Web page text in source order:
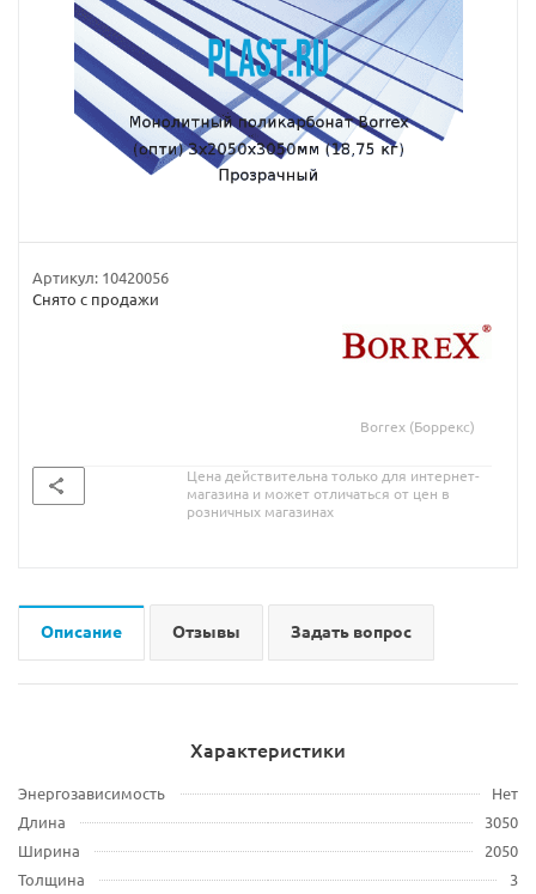
Артикул: 10420056
Снято с продажи
Borrex (Боррекс)
Цена действительна только для интернет-
магазина и может отличаться от цен в
розничных магазинах
Описание Отзывы Задать вопрос
Характеристики
Энергозависимость
Нет
Длина
3050
Ширина
2050
Толщина
3